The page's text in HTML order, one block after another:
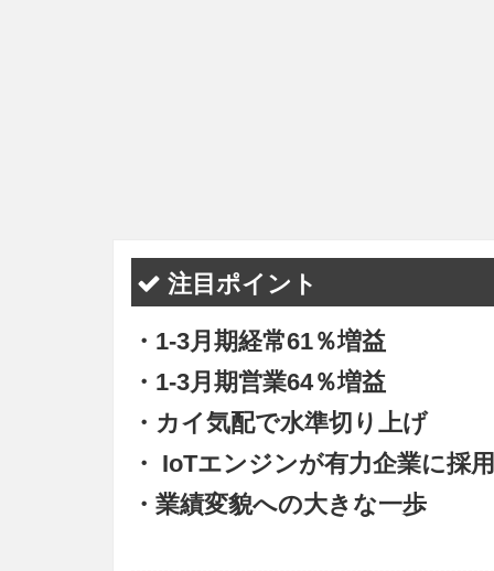
注目ポイント
・1-3月期経常61％増益
・1-3月期営業64％増益
・カイ気配で水準切り上げ
・ IoTエンジンが有力企業に採用
・業績変貌への大きな一歩